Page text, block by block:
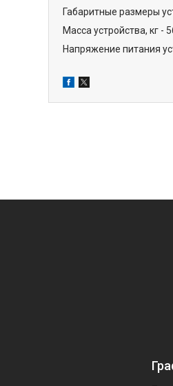
Габаритные размеры
Масса устройства, кг -
Напряжение питания